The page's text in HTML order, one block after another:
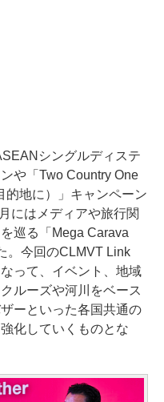
シングルディステ
や「Two Country One
的地に）」キャンペーン
にはメディアや旅行関
巡る「Mega Carava
。今回のCLMVT Link
って、イベント、地域
ルーズや河川をベース
ーといった各国共通の
化していくものとな